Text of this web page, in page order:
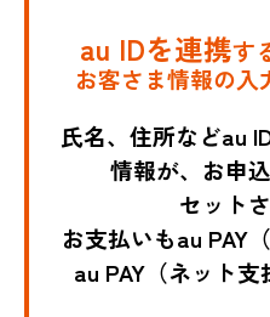
au IDを連携す
お客さま情報の入
氏名、住所などau
情報が、お申
セット
お支払いもau PAY
au PAY（ネット支